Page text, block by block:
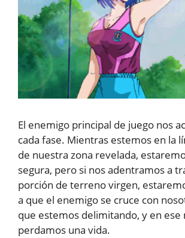
El enemigo principal de juego nos
cada fase. Mientras estemos en la
de nuestra zona revelada,
segura, pero si nos adentramos a
porción de terreno virgen,
a que el enemigo se cruce con
que estemos delimitando, y en
perdamos una vida.